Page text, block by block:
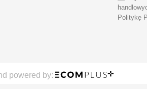
Politykę
powered by: